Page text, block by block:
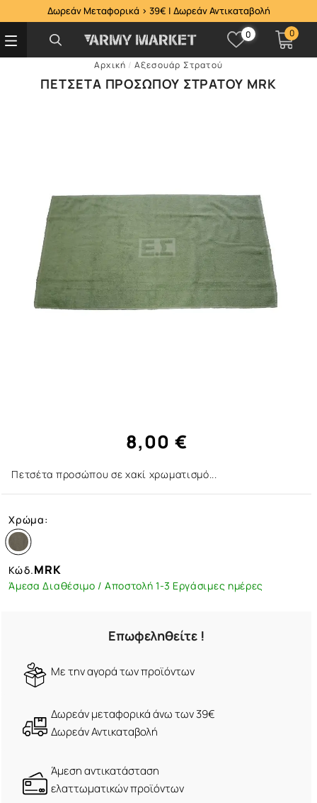
Δωρεάν Μεταφορικά > 39€ | Δωρεάν Αντικαταβολή
0 0
Αρχική / Αξεσουάρ Στρατού
ΠΕΤΣΈΤΑ ΠΡΟΣΏΠΟΥ ΣΤΡΑΤΟΎ MRK
8,00 €
Πετσέτα προσώπου σε χακί χρωματισμό...
Χρώμα:
Κώδ.MRK
Άμεσα Διαθέσιμο / Αποστολή 1-3 Εργάσιμες ημέρες
Επωφεληθείτε !
Mε την αγορά των προϊόντων
Δωρεάν μεταφορικά άνω των 39€
Δωρεάν Αντικαταβολή
Άμεση αντικατάσταση
ελαττωματικών προϊόντων